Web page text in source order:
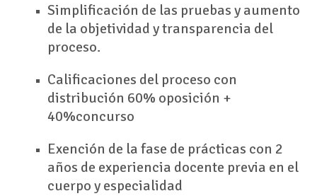
Simplificación de las pruebas y aumento
de la objetividad y transparencia del
proceso.
Calificaciones del proceso con
distribución 60% oposición +
40%concurso
Exención de la fase de prácticas con 2
años de experiencia docente previa en el
cuerpo y especialidad